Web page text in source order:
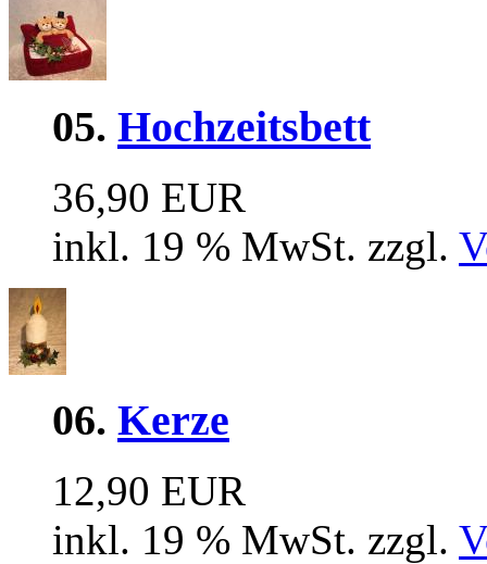
05. Hochzeitsbett
36,90 EUR
inkl. 19 % MwSt. zzgl.
06. Kerze
12,90 EUR
inkl. 19 % MwSt. zzgl.